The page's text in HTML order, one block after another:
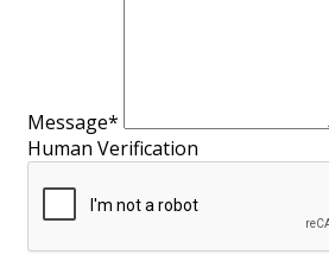
Message*
Human Verification